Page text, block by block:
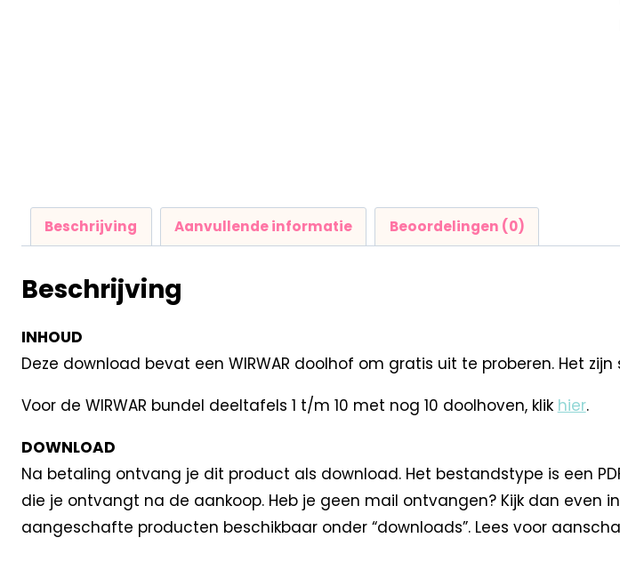
Beschrijving Aanvullende informatie Beoordelingen (0)
Beschrijving
INHOUD
Deze download bevat een WIRWAR doolhof om gratis uit te proberen. Het
Voor de WIRWAR bundel deeltafels 1 t/m 10 met nog 10 doolhoven, klik hier.
DOWNLOAD
Na betaling ontvang je dit product als download. Het bestandstype is een
die je ontvangt na de aankoop. Heb je geen mail ontvangen? Kijk dan even
aangeschafte producten beschikbaar onder “downloads”. Lees voor